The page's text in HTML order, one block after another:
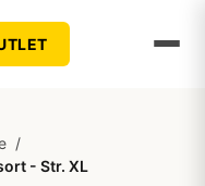
/
- Str. XL